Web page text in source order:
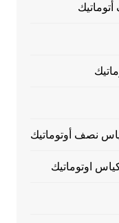
نصف أوتوماتيك
اوتوماتيك